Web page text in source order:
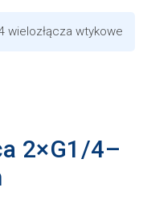
wielozłącza wtykowe
2×G1/4–